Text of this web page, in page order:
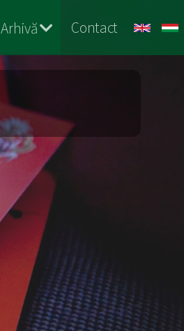
Arhivă Contact